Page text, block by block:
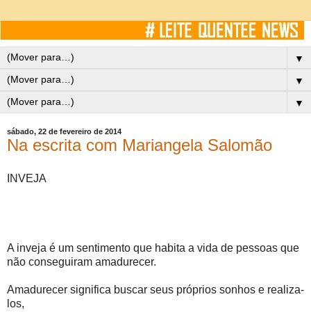
▼
▼
▼
sábado, 22 de fevereiro de 2014
Na escrita com Mariangela Salomão
INVEJA
A inveja é um sentimento que habita a vida de pessoas que
não conseguiram amadurecer.
Amadurecer significa buscar seus próprios sonhos e realiza-
los,